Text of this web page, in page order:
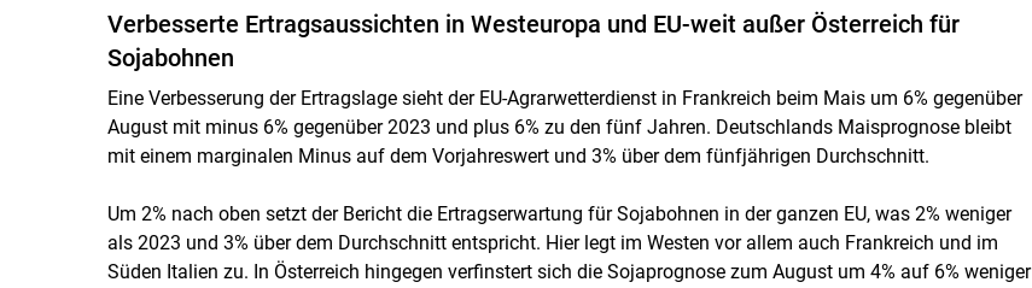
Verbesserte Ertragsaussichten in Westeuropa und EU-weit außer Österreich für
Sojabohnen
Eine Verbesserung der Ertragslage sieht der EU-Agrarwetterdienst in Frankreich beim Mais um 6% gegenüber
August mit minus 6% gegenüber 2023 und plus 6% zu den fünf Jahren. Deutschlands Maisprognose bleibt
mit einem marginalen Minus auf dem Vorjahreswert und 3% über dem fünfjährigen Durchschnitt.
Um 2% nach oben setzt der Bericht die Ertragserwartung für Sojabohnen in der ganzen EU, was 2% weniger
als 2023 und 3% über dem Durchschnitt entspricht. Hier legt im Westen vor allem auch Frankreich und im
Süden Italien zu. In Österreich hingegen verfinstert sich die Sojaprognose zum August um 4% auf 6% weniger